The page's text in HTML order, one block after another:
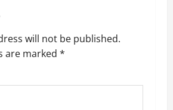
will not be published.
are marked *